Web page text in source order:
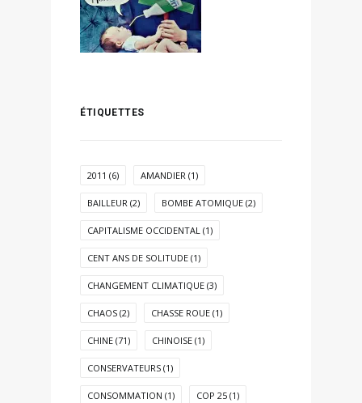
ÉTIQUETTES
2011 (6) AMANDIER (1)
BAILLEUR (2) BOMBE ATOMIQUE (2)
CAPITALISME OCCIDENTAL (1)
CENT ANS DE SOLITUDE (1)
CHANGEMENT CLIMATIQUE (3)
CHAOS (2) CHASSE ROUE (1)
CHINE (71) CHINOISE (1)
CONSERVATEURS (1)
CONSOMMATION (1) COP 25 (1)